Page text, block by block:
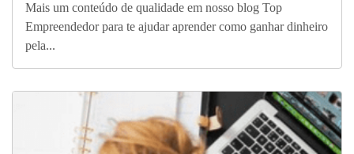
Mais um conteúdo de qualidade em nosso blog Top
Empreendedor para te ajudar aprender como ganhar dinheiro
pela...